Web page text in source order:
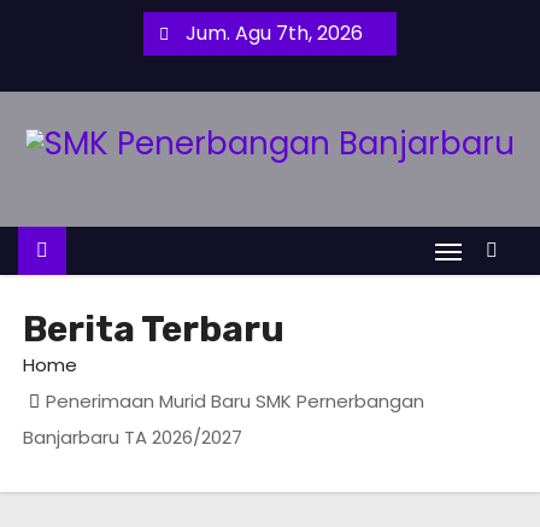
Jum. Agu 7th, 2026
Berita Terbaru
Home
Penerimaan Murid Baru SMK Pernerbangan
Banjarbaru TA 2026/2027